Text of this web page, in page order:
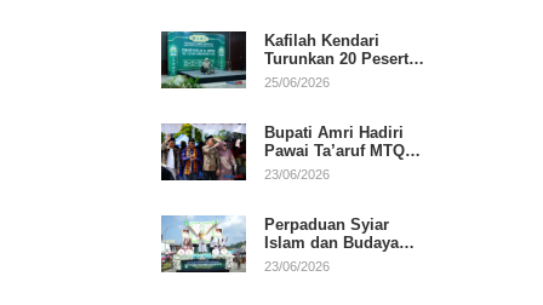
Kafilah Kendari
Turunkan 20 Peserta
pada Hari Pertama
25/06/2026
Bupati Amri Hadiri
Pawai Ta’aruf MTQ
XXXI Sultra, Beri
23/06/2026
Perpaduan Syiar
Islam dan Budaya
Warnai Pawai Ta’aruf
23/06/2026